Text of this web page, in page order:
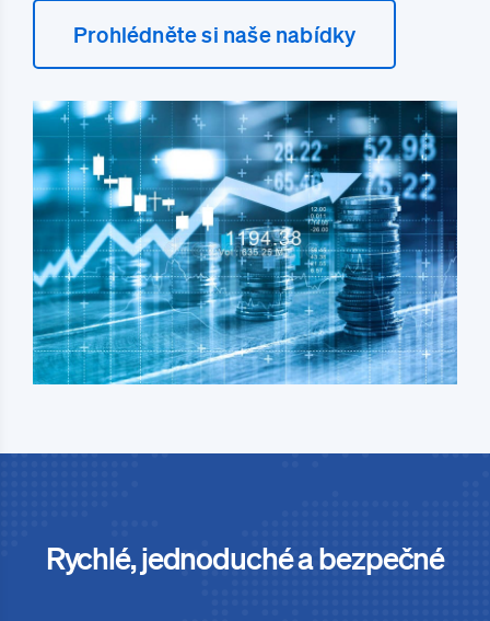
Prohlédněte si naše nabídky
Rychlé, jednoduché a bezpečné